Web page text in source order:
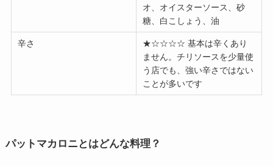
オ、オイスターソース、砂
糖、白こしょう、油
辛さ
★☆☆☆☆ 基本は辛くあり
ません。チリソースを少量使
う店でも、強い辛さではない
ことが多いです
パットマカロニとはどんな料理？